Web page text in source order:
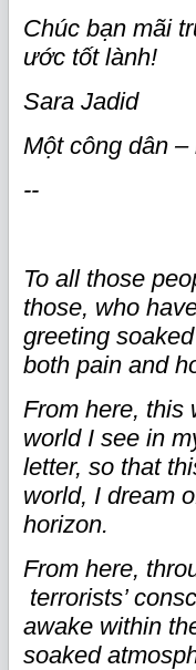
Chúc bạn mãi
ước tốt lành!
Sara Jadid
Một công dân
--
To all those
those, who
greeting
both pain and
From here, this
world I see in
letter, so that
world, I dream
horizon.
From here,
terrorists’
awake within
soaked